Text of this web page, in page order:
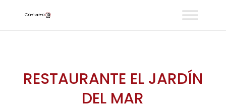
RESTAURANTE EL JARDÍN
DEL MAR